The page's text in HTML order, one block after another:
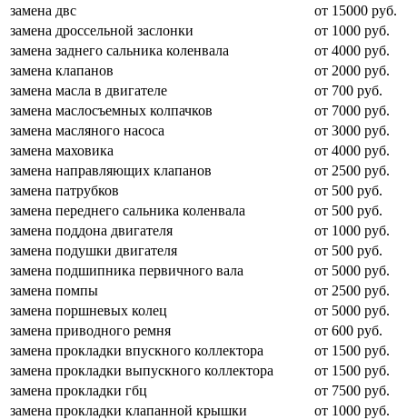
замена двс
от 15000 руб.
замена дроссельной заслонки
от 1000 руб.
замена заднего сальника коленвала
от 4000 руб.
замена клапанов
от 2000 руб.
замена масла в двигателе
от 700 руб.
замена маслосъемных колпачков
от 7000 руб.
замена масляного насоса
от 3000 руб.
замена маховика
от 4000 руб.
замена направляющих клапанов
от 2500 руб.
замена патрубков
от 500 руб.
замена переднего сальника коленвала
от 500 руб.
замена поддона двигателя
от 1000 руб.
замена подушки двигателя
от 500 руб.
замена подшипника первичного вала
от 5000 руб.
замена помпы
от 2500 руб.
замена поршневых колец
от 5000 руб.
замена приводного ремня
от 600 руб.
замена прокладки впускного коллектора
от 1500 руб.
замена прокладки выпускного коллектора
от 1500 руб.
замена прокладки гбц
от 7500 руб.
замена прокладки клапанной крышки
от 1000 руб.